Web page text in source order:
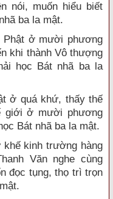
nói, muốn hiểu biết
ba la mật.
Phật ở mười phương
khi thành Vô thượng
học Bát nhã ba la
ở quá khứ, thấy thế
giới ở mười phương
Bát nhã ba la mật.
kinh trường hàng
Văn nghe cùng
đọc tụng, thọ trì trọn